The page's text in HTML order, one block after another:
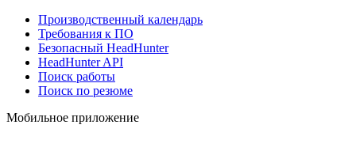
Производственный календарь
Требования к ПО
Безопасный HeadHunter
HeadHunter API
Поиск работы
Поиск по резюме
Мобильное приложение